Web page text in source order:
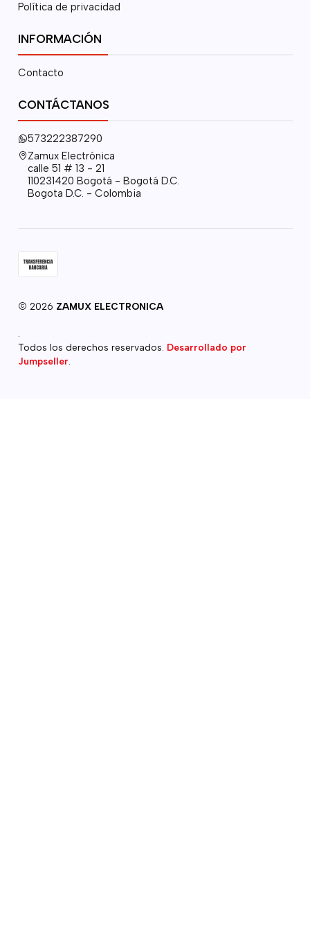
Política de privacidad
INFORMACIÓN
Contacto
CONTÁCTANOS
573222387290
Zamux Electrónica
calle 51 # 13 - 21
110231420 Bogotá - Bogotá D.C.
Bogota D.C. - Colombia
2026 ZAMUX ELECTRONICA
Todos los derechos reservados. Desarrollado por
Jumpseller